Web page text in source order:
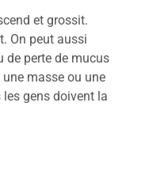
et grossit.
On peut aussi
de perte de mucus
masse ou une
gens doivent la